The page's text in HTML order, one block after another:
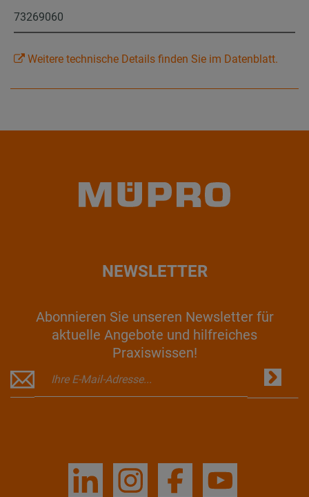
73269060
Weitere technische Details finden Sie im Datenblatt.
NEWSLETTER
Abonnieren Sie unseren Newsletter für
aktuelle Angebote und hilfreiches
Praxiswissen!